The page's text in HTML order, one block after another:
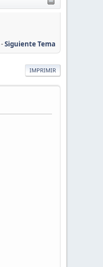
-Siguiente Tema
IMPRIMIR